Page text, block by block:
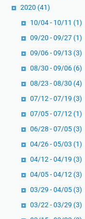
2020 (41)
10/04 - 10/11 (1)
09/20 - 09/27 (1)
09/06 - 09/13 (3)
08/30 - 09/06 (6)
08/23 - 08/30 (4)
07/12 - 07/19 (3)
07/05 - 07/12 (1)
06/28 - 07/05 (3)
04/26 - 05/03 (1)
04/12 - 04/19 (3)
04/05 - 04/12 (3)
03/29 - 04/05 (3)
03/22 - 03/29 (3)